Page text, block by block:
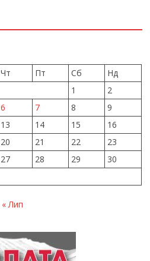
Чт Пт Сб
Нд
1
2
6 7 8
9
13 14 15
16
20 21 22
23
27 28 29
30
« Лип